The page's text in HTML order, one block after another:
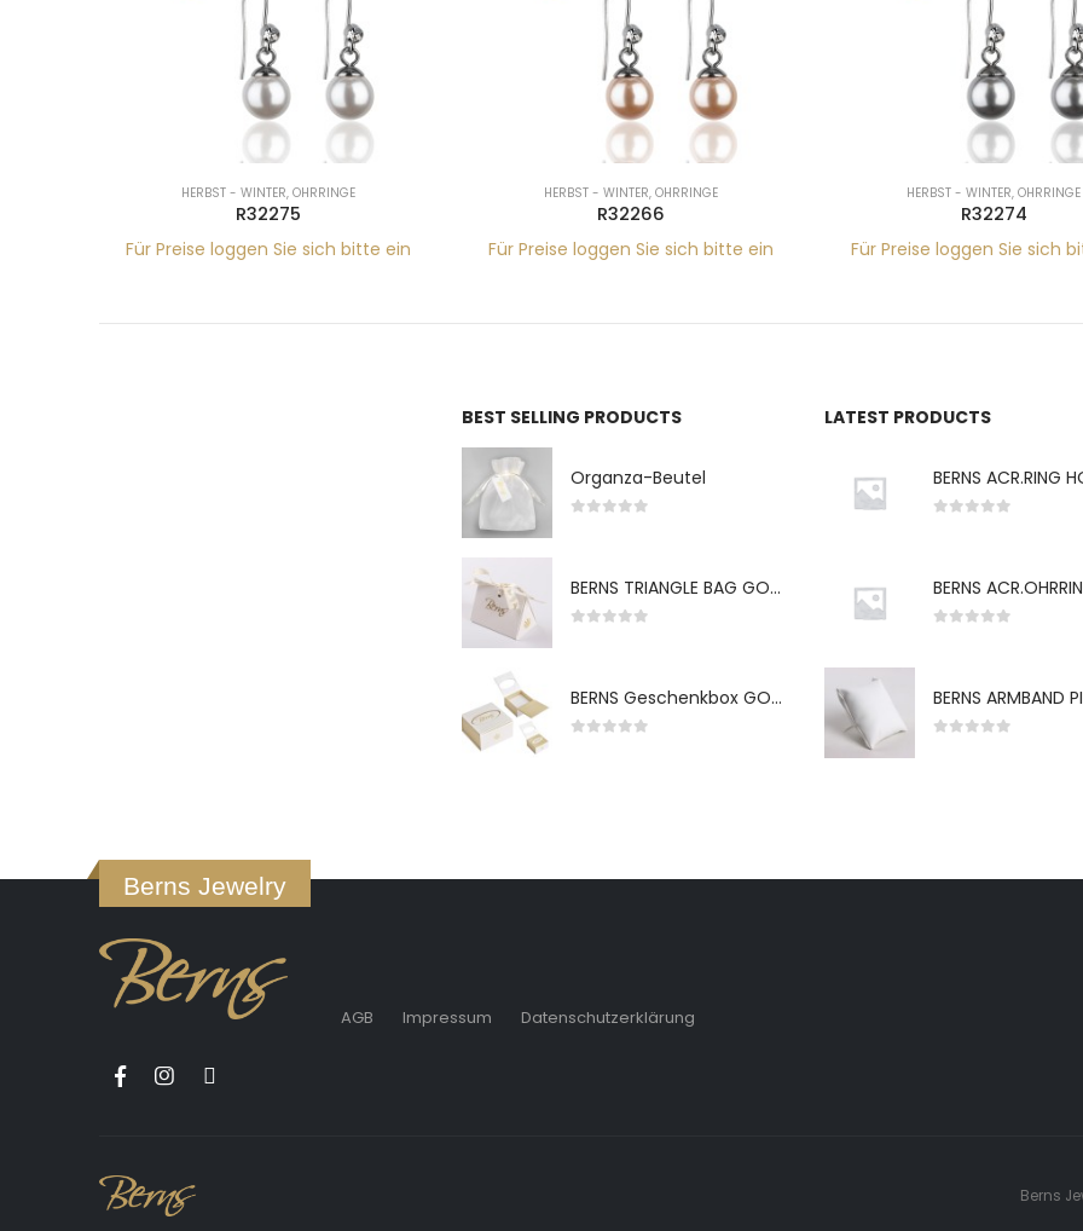
HERBST - WINTER, OHRRINGE
R32275
Für Preise loggen Sie sich bitte ein
HERBST - WINTER, OHRRINGE
R32266
Für Preise loggen Sie sich bitte ein
HERBST - WINTER, OHRRINGE
R32274
Für Preise loggen Sie sich
BEST SELLING PRODUCTS
Organza-Beutel
BERNS TRIANGLE BAG GO-WH "S" 7*5CM
BERNS Geschenkbox GO-WH 65*65*38MM FOR SMALL SETS
LATEST PRODUCTS
Berns Jewelry
AGB Impressum Datenschutzerklärung
Berns